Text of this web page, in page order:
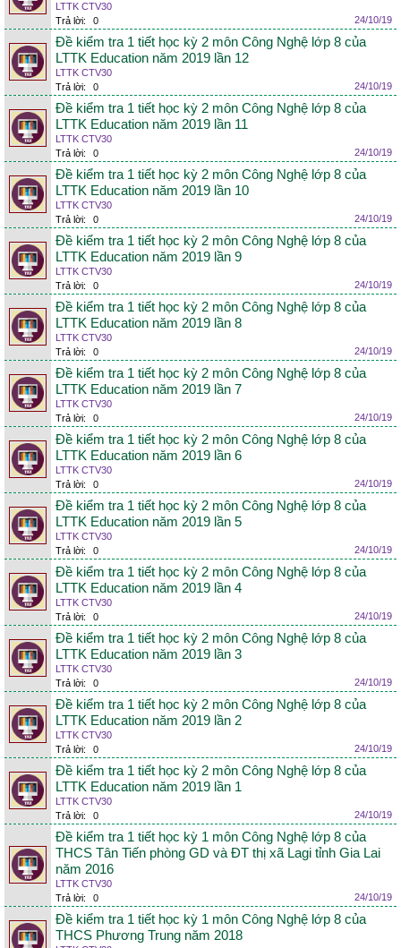
LTTK CTV30
Trả lời:
0 24/10/19
Đề kiểm tra 1 tiết học kỳ 2 môn Công Nghệ lớp 8 của
LTTK Education năm 2019 lần 12
LTTK CTV30
Trả lời:
0 24/10/19
Đề kiểm tra 1 tiết học kỳ 2 môn Công Nghệ lớp 8 của
LTTK Education năm 2019 lần 11
LTTK CTV30
Trả lời:
0 24/10/19
Đề kiểm tra 1 tiết học kỳ 2 môn Công Nghệ lớp 8 của
LTTK Education năm 2019 lần 10
LTTK CTV30
Trả lời:
0 24/10/19
Đề kiểm tra 1 tiết học kỳ 2 môn Công Nghệ lớp 8 của
LTTK Education năm 2019 lần 9
LTTK CTV30
Trả lời:
0 24/10/19
Đề kiểm tra 1 tiết học kỳ 2 môn Công Nghệ lớp 8 của
LTTK Education năm 2019 lần 8
LTTK CTV30
Trả lời:
0 24/10/19
Đề kiểm tra 1 tiết học kỳ 2 môn Công Nghệ lớp 8 của
LTTK Education năm 2019 lần 7
LTTK CTV30
Trả lời:
0 24/10/19
Đề kiểm tra 1 tiết học kỳ 2 môn Công Nghệ lớp 8 của
LTTK Education năm 2019 lần 6
LTTK CTV30
Trả lời:
0 24/10/19
Đề kiểm tra 1 tiết học kỳ 2 môn Công Nghệ lớp 8 của
LTTK Education năm 2019 lần 5
LTTK CTV30
Trả lời:
0 24/10/19
Đề kiểm tra 1 tiết học kỳ 2 môn Công Nghệ lớp 8 của
LTTK Education năm 2019 lần 4
LTTK CTV30
Trả lời:
0 24/10/19
Đề kiểm tra 1 tiết học kỳ 2 môn Công Nghệ lớp 8 của
LTTK Education năm 2019 lần 3
LTTK CTV30
Trả lời:
0 24/10/19
Đề kiểm tra 1 tiết học kỳ 2 môn Công Nghệ lớp 8 của
LTTK Education năm 2019 lần 2
LTTK CTV30
Trả lời:
0 24/10/19
Đề kiểm tra 1 tiết học kỳ 2 môn Công Nghệ lớp 8 của
LTTK Education năm 2019 lần 1
LTTK CTV30
Trả lời:
0 24/10/19
Đề kiểm tra 1 tiết học kỳ 1 môn Công Nghệ lớp 8 của
THCS Tân Tiến phòng GD và ĐT thị xã Lagi tỉnh Gia Lai
năm 2016
LTTK CTV30
Trả lời:
0 24/10/19
Đề kiểm tra 1 tiết học kỳ 1 môn Công Nghệ lớp 8 của
THCS Phương Trung năm 2018